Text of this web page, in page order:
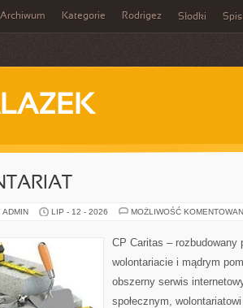
Archiwum Kategorie Rodrigez Słodki Spis
ADMIN LIP - 12 - 2026 MOŻLIWOŚĆ
CP Caritas – rozbudowany
wolontariacie i mądrym
obszerny serwis
społecznym,